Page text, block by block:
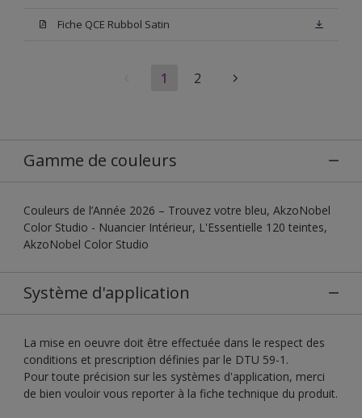
Fiche QCE Rubbol Satin
1 2
Gamme de couleurs
Couleurs de l’Année 2026 – Trouvez votre bleu, AkzoNobel
Color Studio - Nuancier Intérieur, L'Essentielle 120 teintes,
AkzoNobel Color Studio
Système d'application
La mise en oeuvre doit être effectuée dans le respect des
conditions et prescription définies par le DTU 59-1.
Pour toute précision sur les systèmes d'application, merci
de bien vouloir vous reporter à la fiche technique du produit.